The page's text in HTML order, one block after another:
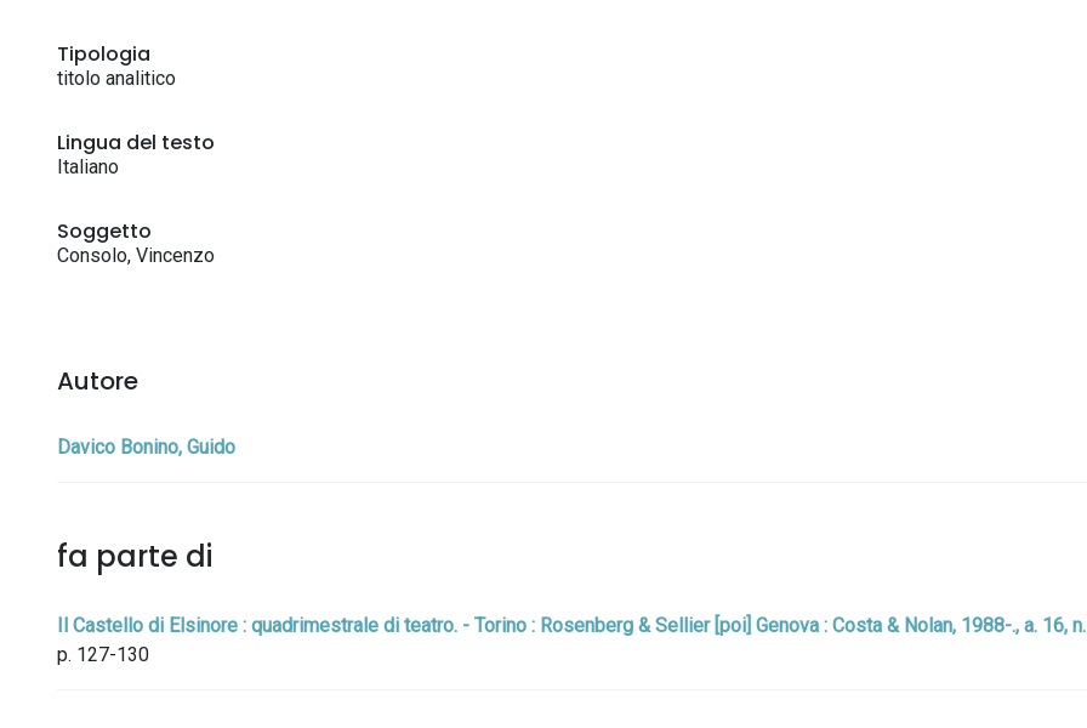
Tipologia
titolo analitico
Lingua del testo
Italiano
Soggetto
Consolo, Vincenzo
Autore
Davico Bonino, Guido
fa parte di
Il Castello di Elsinore : quadrimestrale di teatro. - Torino : Rosenberg & Sellier [poi] Genova : Costa & Nolan, 1988-., a. 16,
p. 127-130